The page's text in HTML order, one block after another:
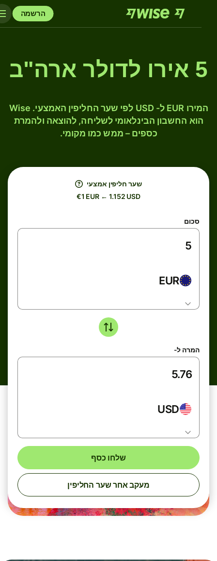
הרשמה
5 אירו לדולר ארה"ב
המירו EUR ל- USD לפי שער החליפין האמצעי. Wise
הוא החשבון הבינלאומי לשליחה, להוצאה ולהמרת
כספים – ממש כמו מקומי.
שער חליפין אמצעי
€1 EUR ← 1.152 USD
סכום
EUR
המרה ל-
USD
שלחו כסף
מעקב אחר שער החליפין